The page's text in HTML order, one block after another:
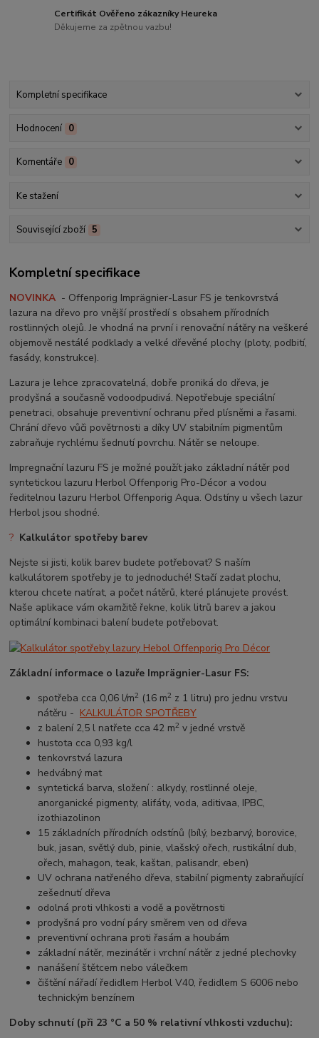
Certifikát Ověřeno zákazníky Heureka
Děkujeme za zpětnou vazbu!
Kompletní specifikace
Hodnocení 0
Komentáře 0
Ke stažení
Související zboží 5
Kompletní specifikace
NOVINKA - Offenporig Imprägnier-Lasur FS je tenkovrstvá
lazura na dřevo pro vnější prostředí s obsahem přírodních
rostlinných olejů. Je vhodná na první i renovační nátěry na veškeré
objemově nestálé podklady a velké dřevěné plochy (ploty, podbití,
fasády, konstrukce).
Lazura je lehce zpracovatelná, dobře proniká do dřeva, je
prodyšná a současně vodoodpudivá. Nepotřebuje speciální
penetraci, obsahuje preventivní ochranu před plísněmi a řasami.
Chrání dřevo vůči povětrnosti a díky UV stabilním pigmentům
zabraňuje rychlému šednutí povrchu. Nátěr se neloupe.
Impregnační lazuru FS je možné použít jako základní nátěr pod
syntetickou lazuru Herbol Offenporig Pro-Décor a vodou
ředitelnou lazuru Herbol Offenporig Aqua. Odstíny u všech lazur
Herbol jsou shodné.
? Kalkulátor spotřeby barev
Nejste si jisti, kolik barev budete potřebovat? S naším
kalkulátorem spotřeby je to jednoduché! Stačí zadat plochu,
kterou chcete natírat, a počet nátěrů, které plánujete provést.
Naše aplikace vám okamžitě řekne, kolik litrů barev a jakou
optimální kombinaci balení budete potřebovat.
Základní informace o lazuře Imprägnier-Lasur FS:
spotřeba cca 0,06 l/m2 (16 m2 z 1 litru) pro jednu vrstvu
nátěru - KALKULÁTOR SPOTŘEBY
z balení 2,5 l natřete cca 42 m2 v jedné vrstvě
hustota cca 0,93 kg/l
tenkovrstvá lazura
hedvábný mat
syntetická barva, složení : alkydy, rostlinné oleje,
anorganické pigmenty, alifáty, voda, aditivaa, IPBC,
izothiazolinon
15 základních přírodních odstínů (bílý, bezbarvý, borovice,
buk, jasan, světlý dub, pinie, vlašský ořech, rustikální dub,
ořech, mahagon, teak, kaštan, palisandr, eben)
UV ochrana natřeného dřeva, stabilní pigmenty zabraňující
zešednutí dřeva
odolná proti vlhkosti a vodě a povětrnosti
prodyšná pro vodní páry směrem ven od dřeva
preventivní ochrana proti řasám a houbám
základní nátěr, mezinátěr i vrchní nátěr z jedné plechovky
nanášení štětcem nebo válečkem
čištění nářadí ředidlem Herbol V40, ředidlem S 6006 nebo
technickým benzínem
Doby schnutí (při 23 °C a 50 % relativní vlhkosti vzduchu):